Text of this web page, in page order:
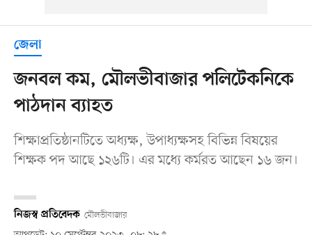
জেলা
জনবল কম, মৌলভীবাজার পলিটেকনিকে
পাঠদান ব্যাহত
শিক্ষাপ্রতিষ্ঠানটিতে অধ্যক্ষ, উপাধ্যক্ষসহ বিভিন্ন বিষয়ের
শিক্ষক পদ আছে ১২৬টি। এর মধ্যে কর্মরত আছেন ১৬ জন।
নিজস্ব প্রতিবেদক মৌলভীবাজার